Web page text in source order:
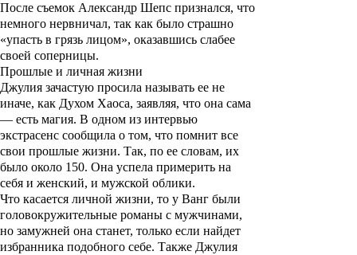
После съемок Александр Шепс признался, что
немного нервничал, так как было страшно
«упасть в грязь лицом», оказавшись слабее
своей соперницы.
Прошлые и личная жизни
Джулия зачастую просила называть ее не
иначе, как Духом Хаоса, заявляя, что она сама
— есть магия. В одном из интервью
экстрасенс сообщила о том, что помнит все
свои прошлые жизни. Так, по ее словам, их
было около 150. Она успела примерить на
себя и женский, и мужской облики.
Что касается личной жизни, то у Ванг были
головокружительные романы с мужчинами,
но замужней она станет, только если найдет
избранника подобного себе. Также Джулия